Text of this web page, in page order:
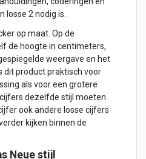
losse 2 nodig is.
op maat. Op de
de hoogte in centimeters,
weergave en het
dit product praktisch voor
als voor een grotere
dezelfde stijl moeten
ook andere losse cijfers
kijken binnen de
Neue stijl